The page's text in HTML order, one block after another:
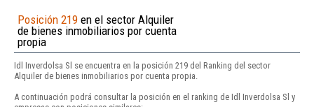
Posición 219 en el sector Alquiler
de bienes inmobiliarios por cuenta
propia
Idl Inverdolsa Sl se encuentra en la posición 219 del Ranking del sector
Alquiler de bienes inmobiliarios por cuenta propia.
A continuación podrá consultar la posición en el ranking de Idl Inverdolsa Sl y